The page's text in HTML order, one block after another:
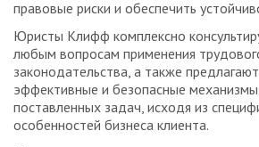
правовые риски и обеспечить
Юристы Клифф комплексно
любым вопросам применения
законодательства, а также
эффективные и безопасные
поставленных задач, исходя из
особенностей бизнеса клиента.